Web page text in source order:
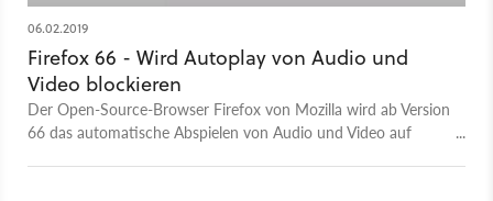
06.02.2019
Firefox 66 - Wird Autoplay von Audio und
Video blockieren
Der Open-Source-Browser Firefox von Mozilla wird ab Version
66 das automatische Abspielen von Audio und Video auf